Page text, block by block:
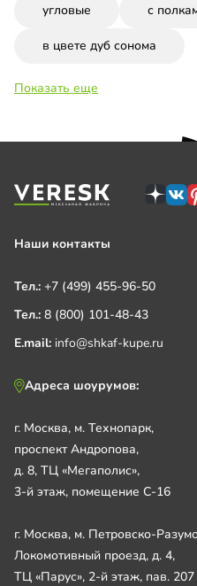
угловые с
в цвете дуб сонома
Показать еще
Наши контакты
Тел.: +7 (499) 455-96-50
Тел.: 8 (800) 101-48-43
E.mail: info@shkaf-kupe.ru
Адреса шоурумов:
г. Москва, м. Технопарк,
проспект Андропова,
д. 8, ТЦ «Мегаполис»,
3-й этаж, помещение С-16
г. Москва, м. Петровско-
Локомотивный проезд, д. 4,
ТЦ «Парус», 2-й этаж, пав. 207